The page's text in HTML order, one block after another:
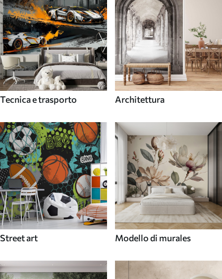
Tecnica e trasporto Architettura
Street art Modello di murales